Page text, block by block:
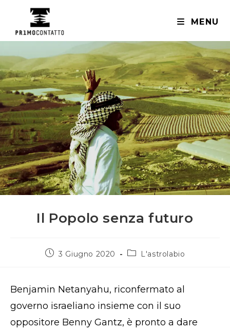
contenuto
MENU
Il Popolo senza futuro
Articolo
3 Giugno 2020
Categoria
L'astrolabio
Benjamin Netanyahu, riconfermato al
governo israeliano insieme con il suo
oppositore Benny Gantz, è pronto a dare